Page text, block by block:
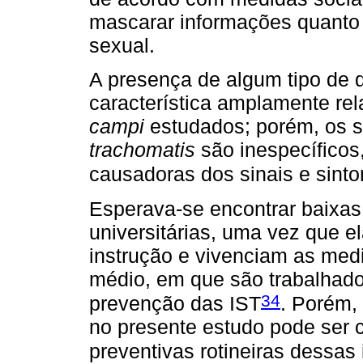
mascarar informações
sexual.
A presença de algum tipo de
característica amplamente
campi estudados; porém, os
trachomatis são
causadoras dos sinais e
Esperava-se encontrar
universitárias, uma vez que
instrução e vivenciam as
médio, em que são
prevenção das IST34.
no presente estudo pode ser
preventivas rotineiras dessas